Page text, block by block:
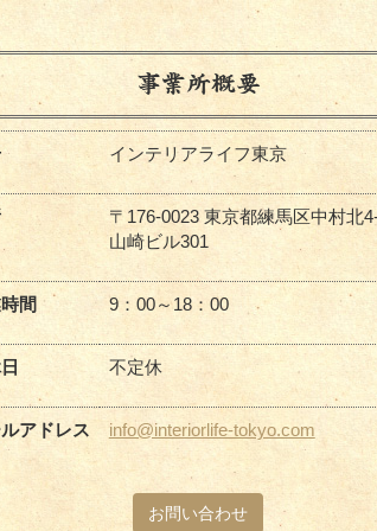
事業所概要
インテリアライフ東京
〒176-0023 東京都練馬区中村北
山崎ビル301
間 9：00～18：00
不定休
アドレス info@interiorlife-tokyo.com
お問い合わせ